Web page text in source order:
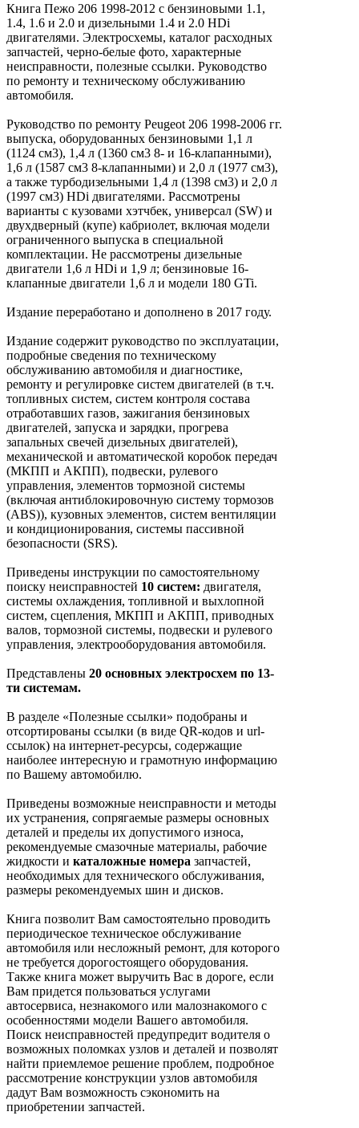
Книга Пежо 206 1998-2012 с бензиновыми 1.1,
1.4, 1.6 и 2.0 и дизельными 1.4 и 2.0 HDi
двигателями. Электросхемы, каталог расходных
запчастей, черно-белые фото, характерные
неисправности, полезные ссылки. Руководство
по ремонту и техническому обслуживанию
автомобиля.
Руководство по ремонту Peugeot 206 1998-2006 гг.
выпуска, оборудованных бензиновыми 1,1 л
(1124 см3), 1,4 л (1360 см3 8- и 16-клапанными),
1,6 л (1587 см3 8-клапанными) и 2,0 л (1977 см3),
а также турбодизельными 1,4 л (1398 см3) и 2,0 л
(1997 см3) HDi двигателями. Рассмотрены
варианты с кузовами хэтчбек, универсал (SW) и
двухдверный (купе) кабриолет, включая модели
ограниченного выпуска в специальной
комплектации. Не рассмотрены дизельные
двигатели 1,6 л HDi и 1,9 л; бензиновые 16-
клапанные двигатели 1,6 л и модели 180 GTi.
Издание переработано и дополнено в 2017 году.
Издание содержит руководство по эксплуатации,
подробные сведения по техническому
обслуживанию автомобиля и диагностике,
ремонту и регулировке систем двигателей (в т.ч.
топливных систем, систем контроля состава
отработавших газов, зажигания бензиновых
двигателей, запуска и зарядки, прогрева
запальных свечей дизельных двигателей),
механической и автоматической коробок передач
(МКПП и АКПП), подвески, рулевого
управления, элементов тормозной системы
(включая антиблокировочную систему тормозов
(ABS)), кузовных элементов, систем вентиляции
и кондиционирования, системы пассивной
безопасности (SRS).
Приведены инструкции по самостоятельному
поиску неисправностей 10 систем: двигателя,
системы охлаждения, топливной и выхлопной
систем, сцепления, МКПП и АКПП, приводных
валов, тормозной системы, подвески и рулевого
управления, электрооборудования автомобиля.
Представлены 20 основных электросхем по 13-
ти системам.
В разделе «Полезные ссылки» подобраны и
отсортированы ссылки (в виде QR-кодов и url-
ссылок) на интернет-ресурсы, содержащие
наиболее интересную и грамотную информацию
по Вашему автомобилю.
Приведены возможные неисправности и методы
их устранения, сопрягаемые размеры основных
деталей и пределы их допустимого износа,
рекомендуемые смазочные материалы, рабочие
жидкости и каталожные номера запчастей,
необходимых для технического обслуживания,
размеры рекомендуемых шин и дисков.
Книга позволит Вам самостоятельно проводить
периодическое техническое обслуживание
автомобиля или несложный ремонт, для которого
не требуется дорогостоящего оборудования.
Также книга может выручить Вас в дороге, если
Вам придется пользоваться услугами
автосервиса, незнакомого или малознакомого с
особенностями модели Вашего автомобиля.
Поиск неисправностей предупредит водителя о
возможных поломках узлов и деталей и позволят
найти приемлемое решение проблем, подробное
рассмотрение конструкции узлов автомобиля
дадут Вам возможность сэкономить на
приобретении запчастей.